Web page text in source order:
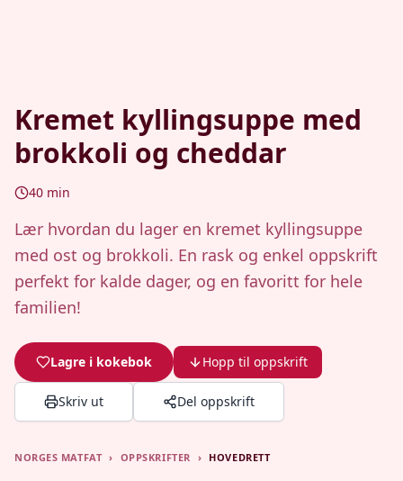
Kremet kyllingsuppe med
brokkoli og cheddar
40 min
Lær hvordan du lager en kremet kyllingsuppe
med ost og brokkoli. En rask og enkel oppskrift
perfekt for kalde dager, og en favoritt for hele
familien!
Lagre i kokebok Hopp til oppskrift
Skriv ut Del oppskrift
NORGES MATFAT › OPPSKRIFTER › HOVEDRETT